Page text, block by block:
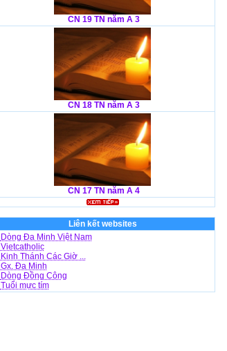
CN 19 TN năm A 3
CN 18 TN năm A 3
CN 17 TN năm A 4
Liên kết websites
Dòng Đa Minh Việt Nam
Vietcatholic
Kinh Thánh Các Giờ ...
Gx. Đa Minh
Dòng Đồng Công
Tuổi mực tím